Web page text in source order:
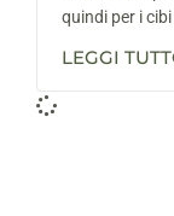
quindi per i
LEGGI